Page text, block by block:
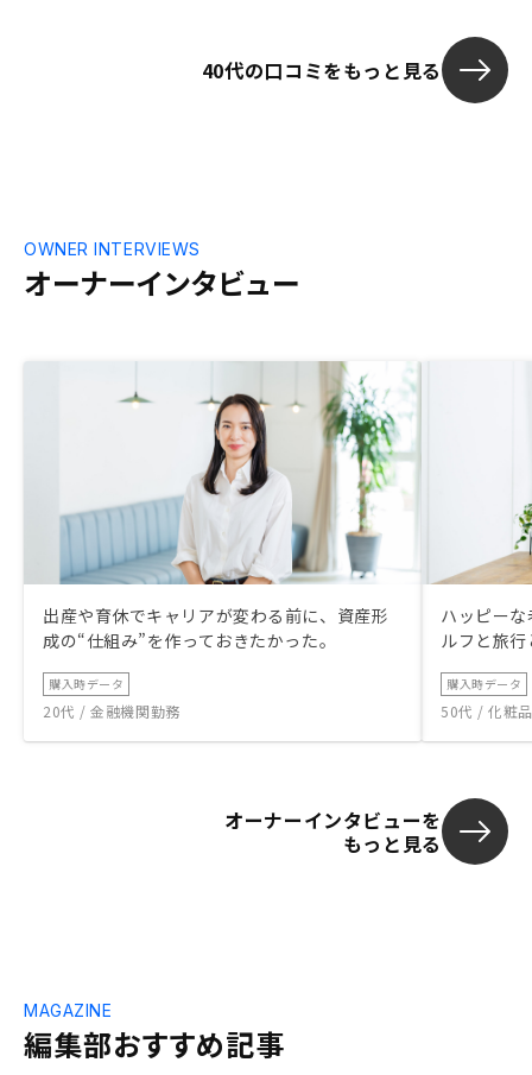
40代の口コミをもっと見る
オーナーインタビュー
OWNER INTERVIEWS
出産や育休でキャリアが変わる前に、資産形
成の“仕組み”を作っておきたかった。
購入時データ
20代 / 金融機関勤務
ハッピー
ルフと旅
購入時データ
50代 / 化粧
オーナーインタビューを
もっと見る
編集部おすすめ記事
MAGAZINE